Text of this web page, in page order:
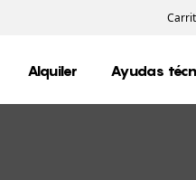
Alquiler Ayudas